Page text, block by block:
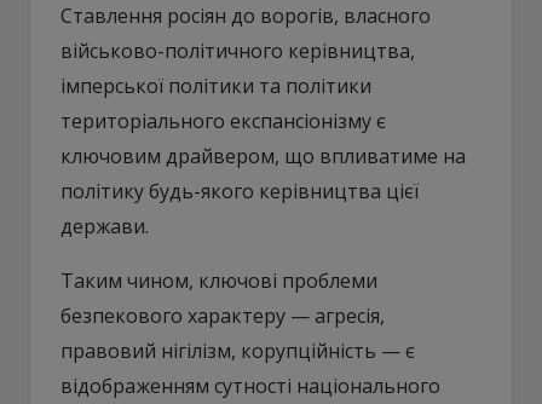
Ставлення росіян до ворогів, власного
військово-політичного керівництва,
імперської політики та політики
територіального експансіонізму є
ключовим драйвером, що впливатиме на
політику будь-якого керівництва цієї
держави.
Таким чином, ключові проблеми
безпекового характеру — агресія,
правовий нігілізм, корупційність — є
відображенням сутності національного